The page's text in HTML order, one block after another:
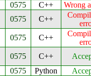
0575 C++
Wrong
0575 C++
0575 C++
0575 C++
0575 Python